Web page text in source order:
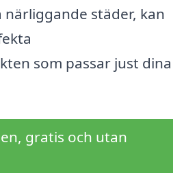
närliggande städer, kan
som passar just dina
gratis och utan